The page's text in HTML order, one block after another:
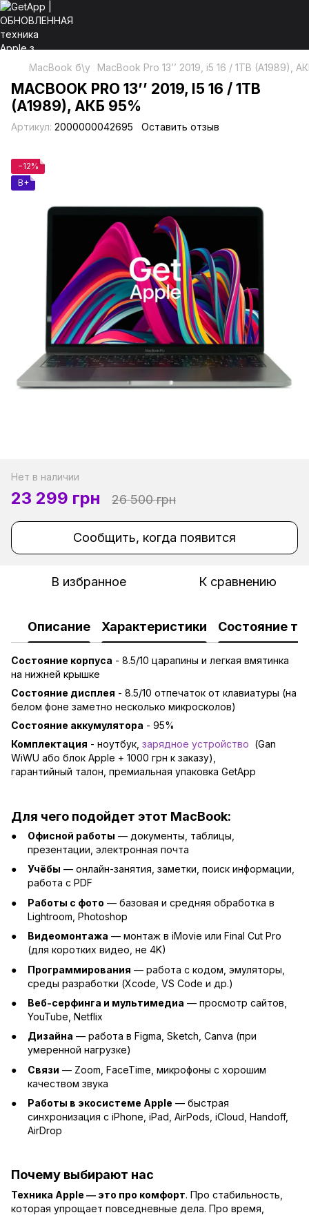
MacBook б\у MacBook Pro 13’’ 2019, i5 16 / 1ТB (A1989),
MACBOOK PRO 13’’ 2019, I5 16 / 1ТB
(A1989), АКБ 95%
Артикул: 2000000042695 Оставить отзыв
−12%
B+
Нет в наличии
23 299 грн 26 500 грн
Сообщить, когда появится
В избранное К сравнению
Описание Характеристики Состояние
Состояние корпуса - 8.5/10 царапины и легкая вмятинка
на нижней крышке
Состояние дисплея - 8.5/10 отпечаток от клавиатуры (на
белом фоне заметно несколько микросколов)
Состояние аккумулятора - 95%
Комплектация - ноутбук, зарядное устройство (Gan
WiWU або блок Apple + 1000 грн к заказу),
гарантийный талон, премиальная упаковка GetApp
Для чего подойдет этот MacBook:
Офисной работы — документы, таблицы,
презентации, электронная почта
Учёбы — онлайн-занятия, заметки, поиск информации,
работа с PDF
Работы с фото — базовая и средняя обработка в
Lightroom, Photoshop
Видеомонтажа — монтаж в iMovie или Final Cut Pro
(для коротких видео, не 4K)
Программирования — работа с кодом, эмуляторы,
среды разработки (Xcode, VS Code и др.)
Веб-серфинга и мультимедиа — просмотр сайтов,
YouTube, Netflix
Дизайна — работа в Figma, Sketch, Canva (при
умеренной нагрузке)
Связи — Zoom, FaceTime, микрофоны с хорошим
качеством звука
Работы в экосистеме Apple — быстрая
синхронизация с iPhone, iPad, AirPods, iCloud, Handoff,
AirDrop
Почему выбирают нас
Техника Apple — это про комфорт. Про стабильность,
которая упрощает повседневные дела. Про время,